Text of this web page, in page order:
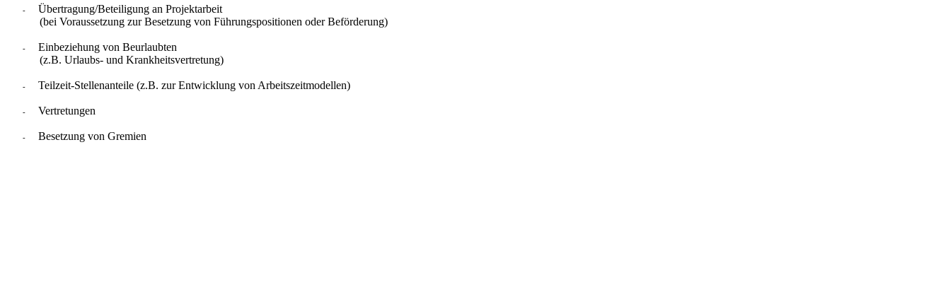
-
Übertragung/Beteiligung an Projektarbeit
(bei Voraussetzung zur Besetzung von Führungspositionen oder Beförderung)
-
Einbeziehung von Beurlaubten
(z.B. Urlaubs- und Krankheitsvertretung)
- Teilzeit-Stellenanteile (z.B. zur Entwicklung von Arbeitszeitmodellen)
- Vertretungen
- Besetzung von Gremien